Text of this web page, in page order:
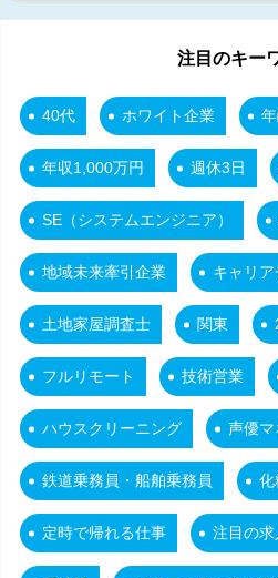
注目のキー
40代 ホワイト企業
年収1,000万円 週休3日
SE（システムエンジニア）
地域未来牽引企業 キャリ
土地家屋調査士 関東
フルリモート 技術営業
ハウスクリーニング 声優マ
鉄道乗務員・船舶乗務員 化
定時で帰れる仕事 注目の求